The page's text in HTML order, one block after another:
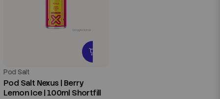
Pod Salt
Pod Salt Nexus | Berry
Lemon Ice | 100ml Shortfill